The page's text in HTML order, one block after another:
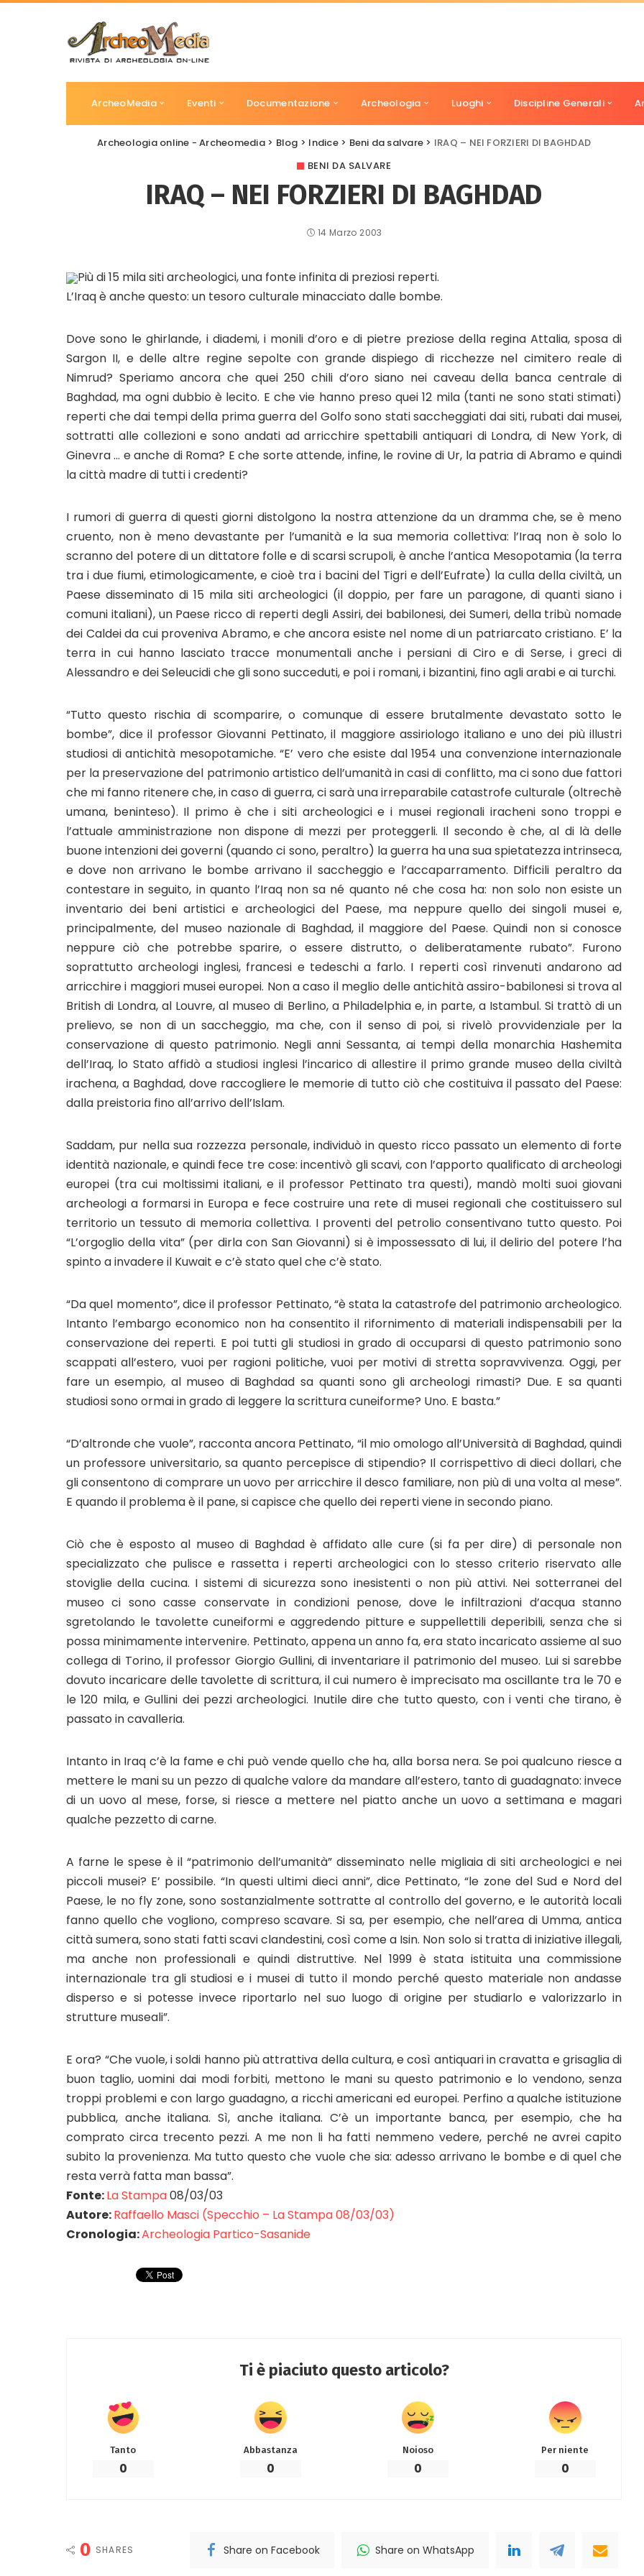
ArcheoMedia Eventi Documentazione Archeologia Luoghi Discipline Generali
Archeologia online - Archeomedia> Blog > Indice> Beni da salvare > IRAQ – NEI FORZIERI DI BAGHDAD
BENI DA SALVARE
IRAQ – NEI FORZIERI DI BAGHDAD
14 Marzo 2003
Più di 15 mila siti archeologici, una fonte infinita di preziosi reperti.
L’Iraq è anche questo: un tesoro culturale minacciato dalle bombe.
Dove sono le ghirlande, i diademi, i monili d’oro e di pietre preziose della regina Attalia, sposa di
Sargon II, e delle altre regine sepolte con grande dispiego di ricchezze nel cimitero reale di
Nimrud? Speriamo ancora che quei 250 chili d’oro siano nei caveau della banca centrale di
Baghdad, ma ogni dubbio è lecito. E che vie hanno preso quei 12 mila (tanti ne sono stati stimati)
reperti che dai tempi della prima guerra del Golfo sono stati saccheggiati dai siti, rubati dai musei,
sottratti alle collezioni e sono andati ad arricchire spettabili antiquari di Londra, di New York, di
Ginevra … e anche di Roma? E che sorte attende, infine, le rovine di Ur, la patria di Abramo e quindi
la città madre di tutti i credenti?
I rumori di guerra di questi giorni distolgono la nostra attenzione da un dramma che, se è meno
cruento, non è meno devastante per l’umanità e la sua memoria collettiva: l’Iraq non è solo lo
scranno del potere di un dittatore folle e di scarsi scrupoli, è anche l’antica Mesopotamia (la terra
tra i due fiumi, etimologicamente, e cioè tra i bacini del Tigri e dell’Eufrate) la culla della civiltà, un
Paese disseminato di 15 mila siti archeologici (il doppio, per fare un paragone, di quanti siano i
comuni italiani), un Paese ricco di reperti degli Assiri, dei babilonesi, dei Sumeri, della tribù nomade
dei Caldei da cui proveniva Abramo, e che ancora esiste nel nome di un patriarcato cristiano. E’ la
terra in cui hanno lasciato tracce monumentali anche i persiani di Ciro e di Serse, i greci di
Alessandro e dei Seleucidi che gli sono succeduti, e poi i romani, i bizantini, fino agli arabi e ai turchi.
“Tutto questo rischia di scomparire, o comunque di essere brutalmente devastato sotto le
bombe”, dice il professor Giovanni Pettinato, il maggiore assiriologo italiano e uno dei più illustri
studiosi di antichità mesopotamiche. “E’ vero che esiste dal 1954 una convenzione internazionale
per la preservazione del patrimonio artistico dell’umanità in casi di conflitto, ma ci sono due fattori
che mi fanno ritenere che, in caso di guerra, ci sarà una irreparabile catastrofe culturale (oltrechè
umana, beninteso). Il primo è che i siti archeologici e i musei regionali iracheni sono troppi e
l’attuale amministrazione non dispone di mezzi per proteggerli. Il secondo è che, al di là delle
buone intenzioni dei governi (quando ci sono, peraltro) la guerra ha una sua spietatezza intrinseca,
e dove non arrivano le bombe arrivano il saccheggio e l’accaparramento. Difficili peraltro da
contestare in seguito, in quanto l’Iraq non sa né quanto né che cosa ha: non solo non esiste un
inventario dei beni artistici e archeologici del Paese, ma neppure quello dei singoli musei e,
principalmente, del museo nazionale di Baghdad, il maggiore del Paese. Quindi non si conosce
neppure ciò che potrebbe sparire, o essere distrutto, o deliberatamente rubato”. Furono
soprattutto archeologi inglesi, francesi e tedeschi a farlo. I reperti così rinvenuti andarono ad
arricchire i maggiori musei europei. Non a caso il meglio delle antichità assiro-babilonesi si trova al
British di Londra, al Louvre, al museo di Berlino, a Philadelphia e, in parte, a Istambul. Si trattò di un
prelievo, se non di un saccheggio, ma che, con il senso di poi, si rivelò provvidenziale per la
conservazione di questo patrimonio. Negli anni Sessanta, ai tempi della monarchia Hashemita
dell’Iraq, lo Stato affidò a studiosi inglesi l’incarico di allestire il primo grande museo della civiltà
irachena, a Baghdad, dove raccogliere le memorie di tutto ciò che costituiva il passato del Paese:
dalla preistoria fino all’arrivo dell’Islam.
Saddam, pur nella sua rozzezza personale, individuò in questo ricco passato un elemento di forte
identità nazionale, e quindi fece tre cose: incentivò gli scavi, con l’apporto qualificato di archeologi
europei (tra cui moltissimi italiani, e il professor Pettinato tra questi), mandò molti suoi giovani
archeologi a formarsi in Europa e fece costruire una rete di musei regionali che costituissero sul
territorio un tessuto di memoria collettiva. I proventi del petrolio consentivano tutto questo. Poi
“L’orgoglio della vita” (per dirla con San Giovanni) si è impossessato di lui, il delirio del potere l’ha
spinto a invadere il Kuwait e c’è stato quel che c’è stato.
“Da quel momento”, dice il professor Pettinato, “è stata la catastrofe del patrimonio archeologico.
Intanto l’embargo economico non ha consentito il rifornimento di materiali indispensabili per la
conservazione dei reperti. E poi tutti gli studiosi in grado di occuparsi di questo patrimonio sono
scappati all’estero, vuoi per ragioni politiche, vuoi per motivi di stretta sopravvivenza. Oggi, per
fare un esempio, al museo di Baghdad sa quanti sono gli archeologi rimasti? Due. E sa quanti
studiosi sono ormai in grado di leggere la scrittura cuneiforme? Uno. E basta.”
“D’altronde che vuole”, racconta ancora Pettinato, “il mio omologo all’Università di Baghdad, quindi
un professore universitario, sa quanto percepisce di stipendio? Il corrispettivo di dieci dollari, che
gli consentono di comprare un uovo per arricchire il desco familiare, non più di una volta al mese”.
E quando il problema è il pane, si capisce che quello dei reperti viene in secondo piano.
Ciò che è esposto al museo di Baghdad è affidato alle cure (si fa per dire) di personale non
specializzato che pulisce e rassetta i reperti archeologici con lo stesso criterio riservato alle
stoviglie della cucina. I sistemi di sicurezza sono inesistenti o non più attivi. Nei sotterranei del
museo ci sono casse conservate in condizioni penose, dove le infiltrazioni d’acqua stanno
sgretolando le tavolette cuneiformi e aggredendo pitture e suppellettili deperibili, senza che si
possa minimamente intervenire. Pettinato, appena un anno fa, era stato incaricato assieme al suo
collega di Torino, il professor Giorgio Gullini, di inventariare il patrimonio del museo. Lui si sarebbe
dovuto incaricare delle tavolette di scrittura, il cui numero è imprecisato ma oscillante tra le 70 e
le 120 mila, e Gullini dei pezzi archeologici. Inutile dire che tutto questo, con i venti che tirano, è
passato in cavalleria.
Intanto in Iraq c’è la fame e chi può vende quello che ha, alla borsa nera. Se poi qualcuno riesce a
mettere le mani su un pezzo di qualche valore da mandare all’estero, tanto di guadagnato: invece
di un uovo al mese, forse, si riesce a mettere nel piatto anche un uovo a settimana e magari
qualche pezzetto di carne.
A farne le spese è il “patrimonio dell’umanità” disseminato nelle migliaia di siti archeologici e nei
piccoli musei? E’ possibile. “In questi ultimi dieci anni”, dice Pettinato, “le zone del Sud e Nord del
Paese, le no fly zone, sono sostanzialmente sottratte al controllo del governo, e le autorità locali
fanno quello che vogliono, compreso scavare. Si sa, per esempio, che nell’area di Umma, antica
città sumera, sono stati fatti scavi clandestini, così come a Isin. Non solo si tratta di iniziative illegali,
ma anche non professionali e quindi distruttive. Nel 1999 è stata istituita una commissione
internazionale tra gli studiosi e i musei di tutto il mondo perché questo materiale non andasse
disperso e si potesse invece riportarlo nel suo luogo di origine per studiarlo e valorizzarlo in
strutture museali”.
E ora? “Che vuole, i soldi hanno più attrattiva della cultura, e così antiquari in cravatta e grisaglia di
buon taglio, uomini dai modi forbiti, mettono le mani su questo patrimonio e lo vendono, senza
troppi problemi e con largo guadagno, a ricchi americani ed europei. Perfino a qualche istituzione
pubblica, anche italiana. Sì, anche italiana. C’è un importante banca, per esempio, che ha
comprato circa trecento pezzi. A me non li ha fatti nemmeno vedere, perché ne avrei capito
subito la provenienza. Ma tutto questo che vuole che sia: adesso arrivano le bombe e di quel che
resta verrà fatta man bassa”.
Fonte:La Stampa08/03/03
Autore:Raffaello Masci (Specchio – La Stampa 08/03/03)
Cronologia:Archeologia Partico-Sasanide
Ti è piaciuto questo articolo?
Tanto
0
Abbastanza
0
Noioso
0
Per niente
0
0 SHARES Share on Facebook Share on WhatsApp